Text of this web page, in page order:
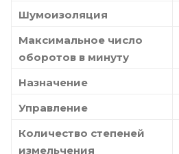
Шумоизоляция
Максимальное число
оборотов в минуту
Назначение
Управление
Количество степеней
измельчения